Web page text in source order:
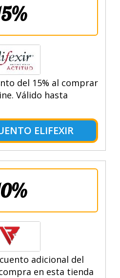
del 15% al comprar
Válido hasta
ELIFEXIR
adicional del
en esta tienda